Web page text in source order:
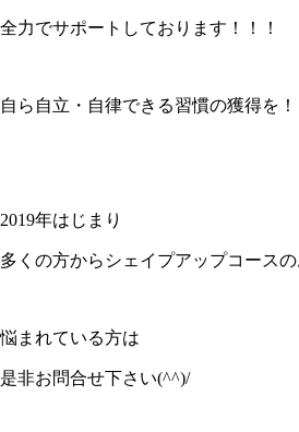
全力でサポートしております！！！
自ら自立・自律できる習慣の獲得を！
2019年はじまり
多くの方からシェイプアップコース
悩まれている方は
是非お問合せ下さい(^^)/